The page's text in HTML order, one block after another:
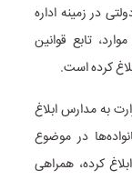
در زمینه اداره
تابع قوانین
کرده است.
به مدارس ابلاغ
در موضوع
کرده، همراهی